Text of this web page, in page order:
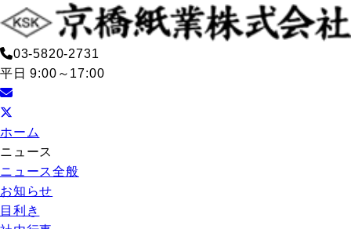
03-5820-2731
平日 9:00～17:00
ホーム
ニュース
ニュース全般
お知らせ
目利き